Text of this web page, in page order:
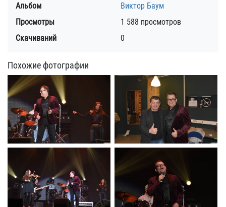
Альбом
Виктор Баум
Просмотры
1 588 просмотров
Скачиваний
0
Похожие фотографии